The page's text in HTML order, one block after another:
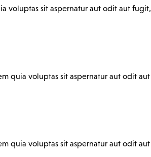
voluptas sit aspernatur aut odit aut fugit,
quia voluptas sit aspernatur aut odit aut
quia voluptas sit aspernatur aut odit aut